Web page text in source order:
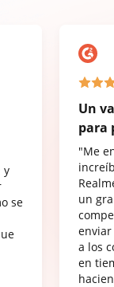
y
se
Un
para
"Me
un
a los
en